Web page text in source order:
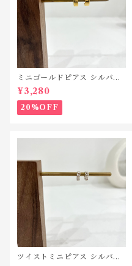
ミニゴールドピアス シルバー
925 P193
¥3,280
20%OFF
ツイストミニピアス シルバー